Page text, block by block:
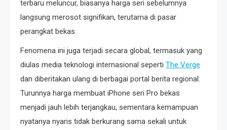
terbaru meluncur, biasanya harga seri sebelumnya
langsung merosot signifikan, terutama di pasar
perangkat bekas.
Fenomena ini juga terjadi secara global, termasuk yang
diulas media teknologi internasional seperti The Verge
dan diberitakan ulang di berbagai portal berita regional.
Turunnya harga membuat iPhone seri Pro bekas
menjadi jauh lebih terjangkau, sementara kemampuan
nyatanya nyaris tidak berkurang sama sekali untuk